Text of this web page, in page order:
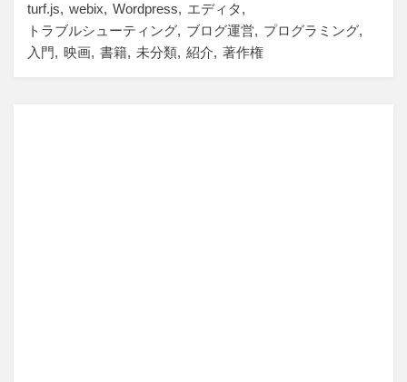
turf.js
webix Wordpress
エディタ
トラブルシューティング
ブログ運営
プログラミング
入門
映画 書籍 未分類 紹介 著作権